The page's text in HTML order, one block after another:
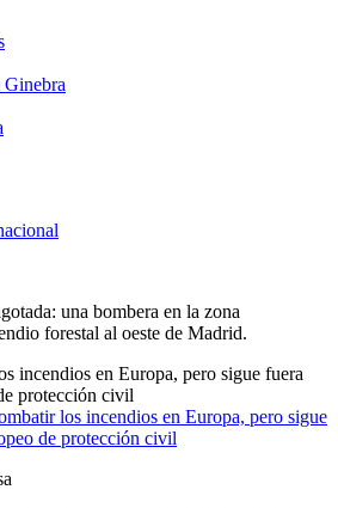
Ginebra
incendios en Europa, pero sigue fuera
protección civil
los incendios en Europa, pero sigue
de protección civil